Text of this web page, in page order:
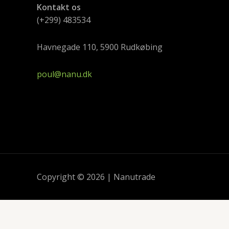
Kontakt os
(+299) 483534
Havnegade 110, 5900 Rudkøbing
poul@nanu.dk
Copyright © 2026 | Nanutrade